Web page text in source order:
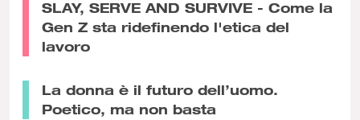
SLAY, SERVE AND SURVIVE - Come la
Gen Z sta ridefinendo l'etica del
lavoro
La donna è il futuro dell’uomo.
Poetico, ma non basta